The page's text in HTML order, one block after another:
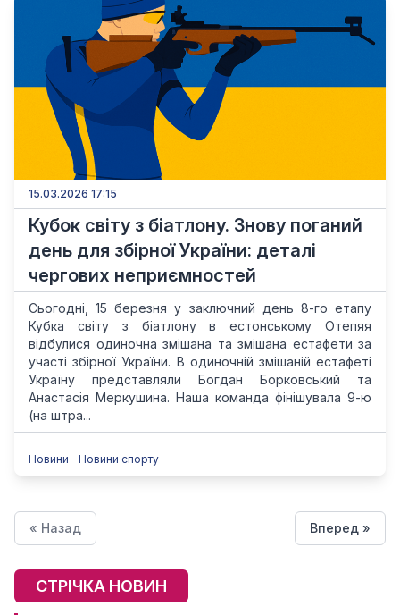
15.03.2026 17:15
Кубок світу з біатлону. Знову поганий
день для збірної України: деталі
чергових неприємностей
Сьогодні, 15 березня у заключний день 8-го етапу
Кубка світу з біатлону в естонському Отепяя
відбулися одиночна змішана та змішана естафети за
участі збірної України. В одиночній змішаній естафеті
Україну представляли Богдан Борковський та
Анастасія Меркушина. Наша команда фінішувала 9-ю
(на штра...
Новини Новини спорту
« Назад Вперед »
СТРІЧКА НОВИН